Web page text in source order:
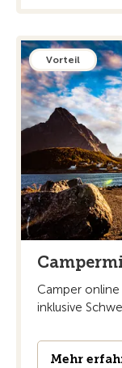
Vorteil
Camper
inklusive
Mehr